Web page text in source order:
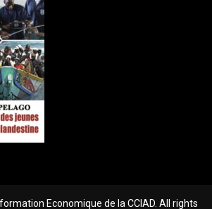
Economique de la CCIAD. All rights